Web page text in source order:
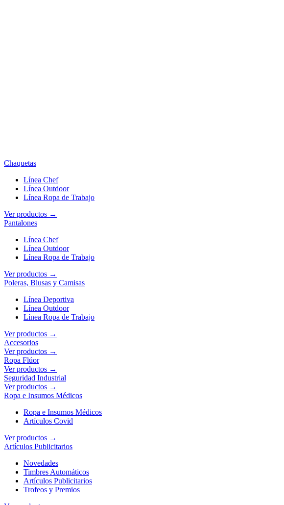
Chaquetas
Línea Chef
Línea Outdoor
Línea Ropa de Trabajo
Ver productos →
Pantalones
Línea Chef
Línea Outdoor
Línea Ropa de Trabajo
Ver productos →
Poleras, Blusas y Camisas
Línea Deportiva
Línea Outdoor
Línea Ropa de Trabajo
Ver productos →
Accesorios
Ver productos →
Ropa Flúor
Ver productos →
Seguridad Industrial
Ver productos →
Ropa e Insumos Médicos
Ropa e Insumos Médicos
Artículos Covid
Ver productos →
Artículos Publicitarios
Novedades
Timbres Automáticos
Artículos Publicitarios
Trofeos y Premios